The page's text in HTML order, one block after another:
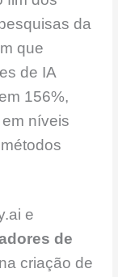
da
que
de IA
156%,
níveis
e
de
criação de